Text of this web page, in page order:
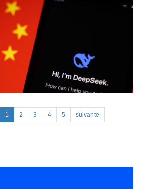
1 2 3 4 5 suivante